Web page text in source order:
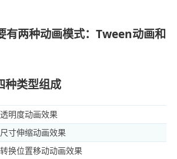
两种动画模式：Tween动画和
种类型组成
明度动画效果
寸伸缩动画效果
换位置移动动画效果